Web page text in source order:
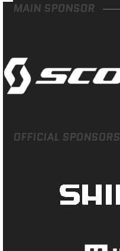
MAIN SPONSOR
OFFICIAL SPONSORS